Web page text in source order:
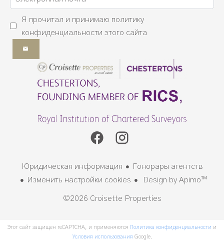
Я прочитал и принимаю политику
конфиденциальности этого сайта
Юридическая информация
Гонорары агентств
Изменить настройки cookies
Design by Apimo™
©2026 Croisette Properties
Этот сайт защищен reCAPTCHA, и применяются Политика конфиденциальности и
Условия использования Google.